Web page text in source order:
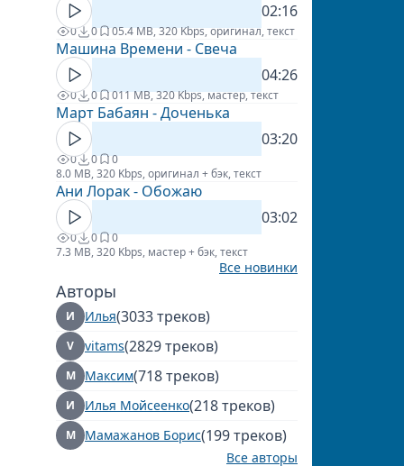
02:16
0 0 05.4 MB, 320 Kbps, оригинал, текст
Машина Времени - Свеча
04:26
0 0 011 MB, 320 Kbps, мастер, текст
Март Бабаян - Доченька
03:20
0 0
0
8.0 MB, 320 Kbps, оригинал + бэк, текст
Ани Лорак - Обожаю
03:02
0 0
0
7.3 MB, 320 Kbps, мастер + бэк, текст
Все новинки
Авторы
И Илья(3033 треков)
V vitams(2829 треков)
М Максим(718 треков)
И Илья Мойсеенко(218 треков)
М Мамажанов Борис(199 треков)
Все авторы